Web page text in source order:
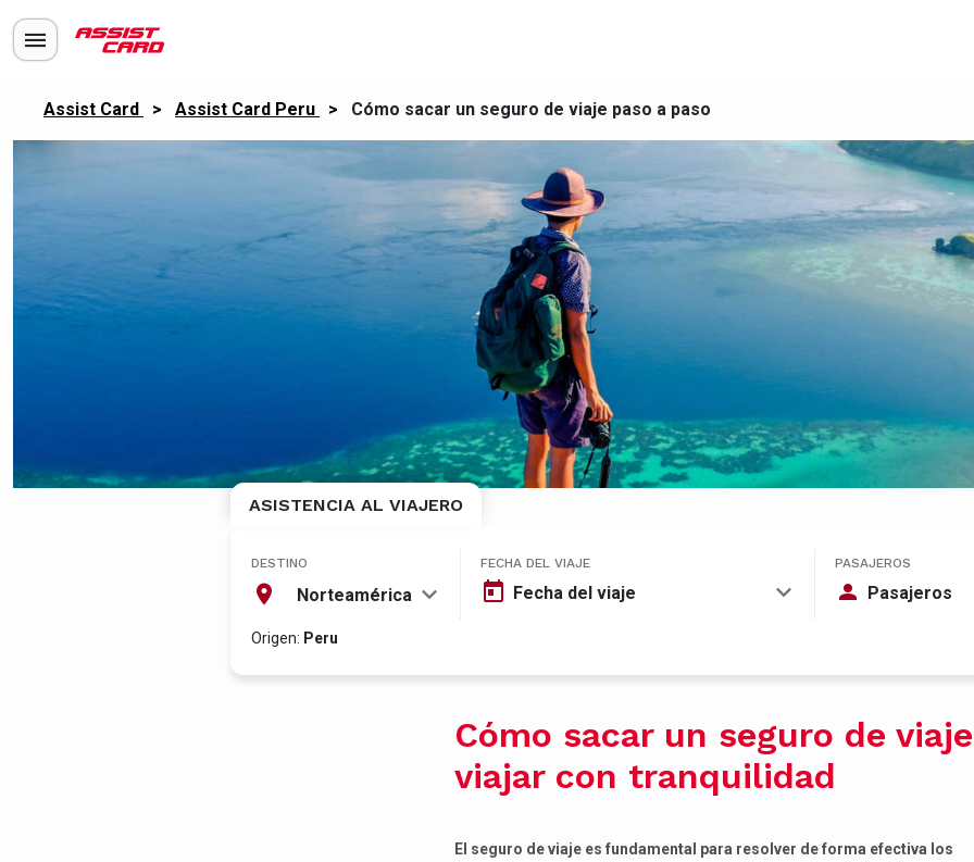
Assist Card > Assist Card Peru > Cómo sacar un seguro de viaje paso a paso
ASISTENCIA AL VIAJERO
DESTINO
Norteamérica
FECHA DEL VIAJE
Fecha del viaje
PASAJEROS
Pasajeros
Origen: Peru
Cómo sacar un seguro de
viajar con tranquilidad
El seguro de viaje es fundamental para resolver de forma efectiva los